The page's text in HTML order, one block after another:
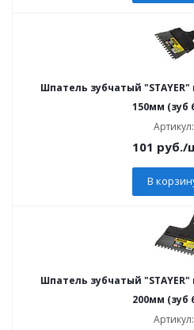
Шпатель зубчатый
150мм (зуб
101 руб./
В
Шпатель зубчатый
200мм (зуб